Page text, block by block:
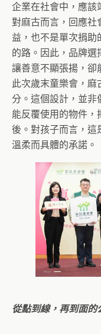
企業在社會中，應該
對麻古而言，回應社
益，也不是單次捐
的路。因此，品牌選
讓善意不顯張揚，卻
此次歲末童樂會，
分。這個設計，並非
能反覆使用的物件，
後。對孩子而言，這
溫柔而具體的承諾。
從點到線，再到面的